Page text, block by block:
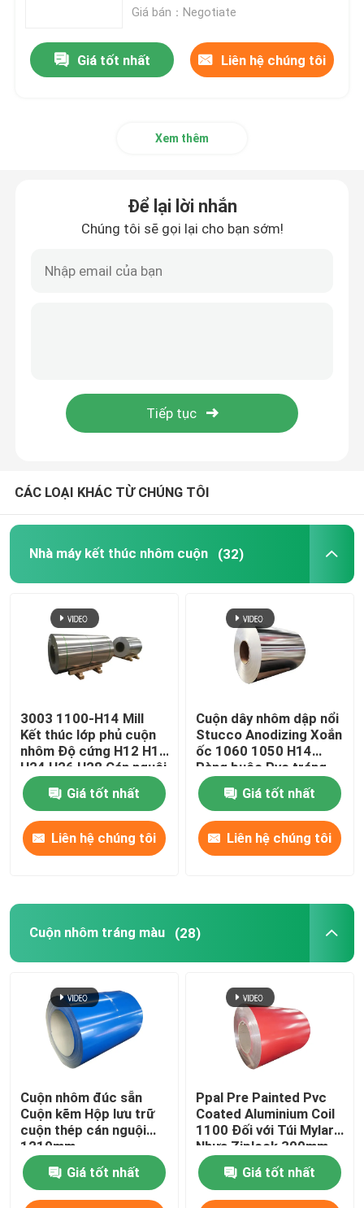
tấm hợp kim nhôm
Thỏi nhôm nguyên chất
Thanh nhôm đặc
Nhôm lá cuộn
Giá bán：Negotiate
Giá tốt nhất Liên hệ chúng tôi
Xem thêm
Để lại lời nhắn
Chúng tôi sẽ gọi lại cho bạn sớm!
CÁC LOẠI KHÁC TỪ CHÚNG TÔI
Nhà máy kết thúc nhôm cuộn (32)
3003 1100-H14 Mill
Kết thúc lớp phủ cuộn
nhôm Độ cứng H12 H18
H24 H26 H28 Cán nguội
0,027
Giá tốt nhất
Liên hệ chúng tôi
Cuộn dây nhôm dập nổi
Stucco Anodizing Xoắn
ốc 1060 1050 H14
Ràng buộc Pvc tráng
0,1-300mm
Giá tốt nhất
Liên hệ chúng tôi
Cuộn nhôm tráng màu (28)
Cuộn nhôm đúc sẵn
Cuộn kẽm Hộp lưu trữ
cuộn thép cán nguội
1219mm
Giá tốt nhất
Ppal Pre Painted Pvc
Coated Aluminium Coil
1100 Đối với Túi Mylar
Nhựa Ziplock 300mm
405mm 505mm
Giá tốt nhất